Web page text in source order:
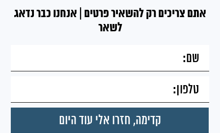
אתם צריכים רק להשאיר פרטים | אנחנו כבר נדאג
לשאר